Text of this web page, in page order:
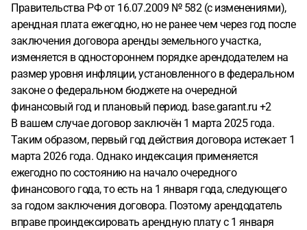
Правительства РФ от 16.07.2009 № 582 (с изменениями),
арендная плата ежегодно, но не ранее чем через год после
заключения договора аренды земельного участка,
изменяется в одностороннем порядке арендодателем на
размер уровня инфляции, установленного в федеральном
законе о федеральном бюджете на очередной
финансовый год и плановый период. base.garant.ru +2
В вашем случае договор заключён 1 марта 2025 года.
Таким образом, первый год действия договора истекает 1
марта 2026 года. Однако индексация применяется
ежегодно по состоянию на начало очередного
финансового года, то есть на 1 января года, следующего
за годом заключения договора. Поэтому арендодатель
вправе проиндексировать арендную плату с 1 января